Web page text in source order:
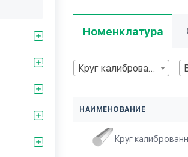
Номенклатура
Круг калиброванный
НАИМЕНОВАНИЕ
Круг